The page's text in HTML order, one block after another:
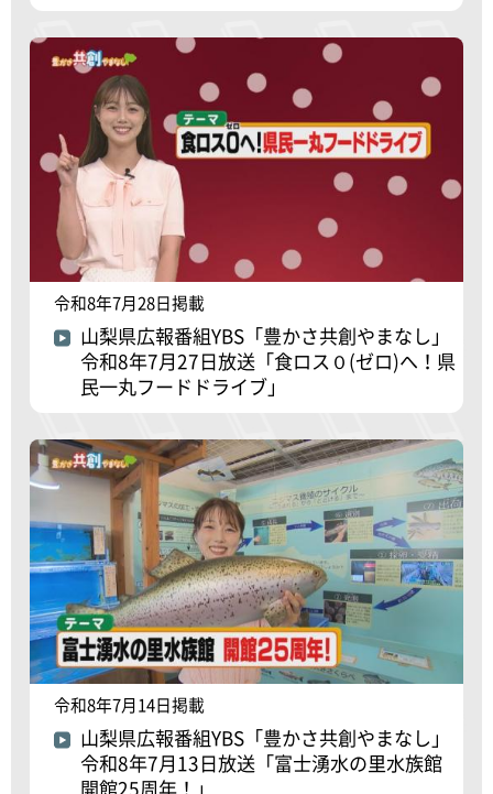
令和8年7月28日掲載
山梨県広報番組YBS「豊かさ共創やまなし」
令和8年7月27日放送「食ロス０(ゼロ)へ！県
民一丸フードドライブ」
令和8年7月14日掲載
山梨県広報番組YBS「豊かさ共創やまなし」
令和8年7月13日放送「富士湧水の里水族館
開館25周年！」